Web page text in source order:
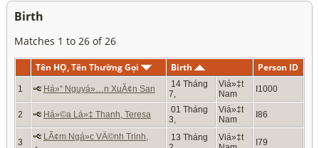
Birth
Matches 1 to 26 of 26
Tên HỌ, Tên Thường Gọi Birth Person ID
1 Há»“ Nguyá»…n XuÃ¢n San
14 Tháng
7,
Viá»‡t
Nam
I1000
2 Há»©a Lá»‡ Thanh, Teresa
01 Tháng
3,
Viá»‡t
Nam
I86
3
LÃ¢m Ngá»c VÄ©nh Trinh,
13 Tháng
Viá»‡t
I79